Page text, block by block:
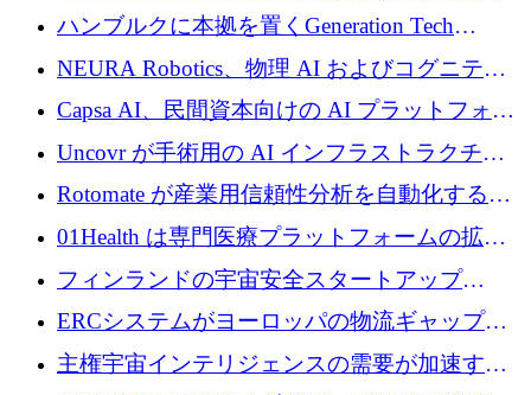
傷治療薬を市場に投入するために 160 万ユー
ロを調達
ハンブルクに本拠を置くGeneration Tech
Partnersが5,000万ユーロのAIロールアップファ
NEURA Robotics、物理 AI およびコグニティ
ブ ロボティクス プラットフォームを拡張する
ためにシリーズ C で最大 14 億ドルを確保
Capsa AI、民間資本向けの AI プラットフォー
ムを拡大するために 1,800 万ドルを調達
Uncovr が手術用の AI インフラストラクチャ
を構築するために 700 万ドルを調達
Rotomate が産業用信頼性分析を自動化するた
めに 210 万ユーロを調達
01Health は専門医療プラットフォームの拡大
に 1,500 万ドルを確保
フィンランドの宇宙安全スタートアップ
Aavuus が、スペースデブリ追跡に取り組むプ
レシード資金を獲得
ERCシステムがヨーロッパの物流ギャップを
埋めるために設計された重量物運搬用eVTOL
であるVictorを発表
主権宇宙インテリジェンスの需要が加速する